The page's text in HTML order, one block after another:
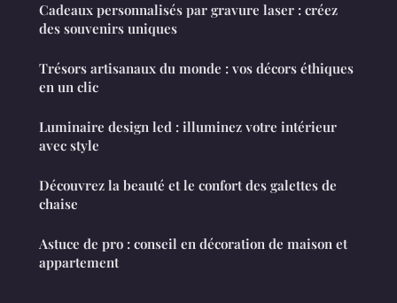
Cadeaux personnalisés par gravure laser : créez
des souvenirs uniques
Trésors artisanaux du monde : vos décors éthiques
en un clic
Luminaire design led : illuminez votre intérieur
avec style
Découvrez la beauté et le confort des galettes de
chaise
Astuce de pro : conseil en décoration de maison et
appartement